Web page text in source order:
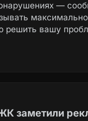
—
решить вашу
заметили